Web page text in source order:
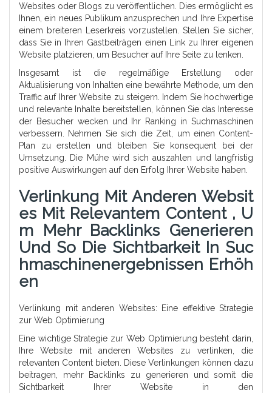
Websites oder Blogs zu veröffentlichen. Dies ermöglicht es
Ihnen, ein neues Publikum anzusprechen und Ihre Expertise
einem breiteren Leserkreis vorzustellen. Stellen Sie sicher,
dass Sie in Ihren Gastbeiträgen einen Link zu Ihrer eigenen
Website platzieren, um Besucher auf Ihre Seite zu lenken.
Insgesamt ist die regelmäßige Erstellung oder
Aktualisierung von Inhalten eine bewährte Methode, um den
Traffic auf Ihrer Website zu steigern. Indem Sie hochwertige
und relevante Inhalte bereitstellen, können Sie das Interesse
der Besucher wecken und Ihr Ranking in Suchmaschinen
verbessern. Nehmen Sie sich die Zeit, um einen Content-
Plan zu erstellen und bleiben Sie konsequent bei der
Umsetzung. Die Mühe wird sich auszahlen und langfristig
positive Auswirkungen auf den Erfolg Ihrer Website haben.
Verlinkung Mit Anderen Websit
Es Mit Relevantem Content , U
M Mehr Backlinks Generieren
Und So Die Sichtbarkeit In Suc
Hmaschinenergebnissen Erhöh
En
Verlinkung mit anderen Websites: Eine effektive Strategie
zur Web Optimierung
Eine wichtige Strategie zur Web Optimierung besteht darin,
Ihre Website mit anderen Websites zu verlinken, die
relevanten Content bieten. Diese Verlinkungen können dazu
beitragen, mehr Backlinks zu generieren und somit die
Sichtbarkeit Ihrer Website in den